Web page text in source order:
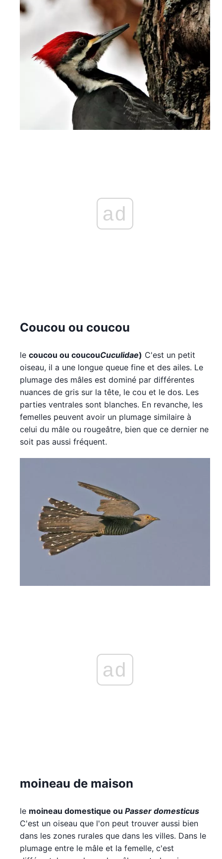
ad
Coucou ou coucou
le coucou ou coucouCuculidae) C'est un petit
oiseau, il a une longue queue fine et des ailes. Le
plumage des mâles est dominé par différentes
nuances de gris sur la tête, le cou et le dos. Les
parties ventrales sont blanches. En revanche, les
femelles peuvent avoir un plumage similaire à
celui du mâle ou rougeâtre, bien que ce dernier ne
soit pas aussi fréquent.
ad
moineau de maison
le moineau domestique ou Passer domesticus
C'est un oiseau que l'on peut trouver aussi bien
dans les zones rurales que dans les villes. Dans le
plumage entre le mâle et la femelle, c'est